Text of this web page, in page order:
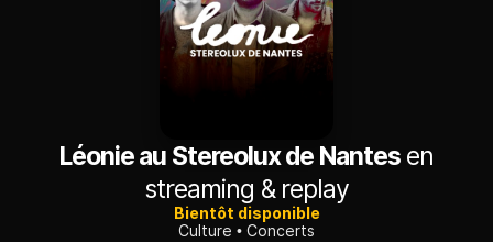
Léonie au Stereolux de Nantes en
streaming & replay
Bientôt disponible
Culture
Concerts